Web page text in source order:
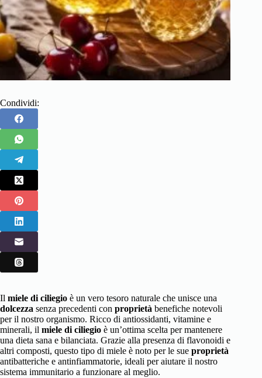
Condividi:
Il miele di ciliegio è un vero tesoro naturale che unisce una
dolcezza senza precedenti con proprietà benefiche notevoli
per il nostro organismo. Ricco di antiossidanti, vitamine e
minerali, il miele di ciliegio è un’ottima scelta per mantenere
una dieta sana e bilanciata. Grazie alla presenza di flavonoidi e
altri composti, questo tipo di miele è noto per le sue proprietà
antibatteriche e antinfiammatorie, ideali per aiutare il nostro
sistema immunitario a funzionare al meglio.